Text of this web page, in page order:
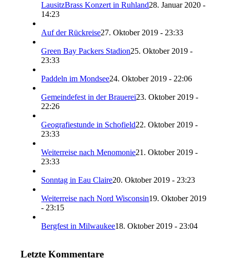
LausitzBrass Konzert in Ruhland28. Januar 2020 -
14:23
Auf der Rückreise27. Oktober 2019 - 23:33
Green Bay Packers Stadion25. Oktober 2019 -
23:33
Paddeln im Mondsee24. Oktober 2019 - 22:06
Gemeindefest in der Brauerei23. Oktober 2019 -
22:26
Geografiestunde in Schofield22. Oktober 2019 -
23:33
Weiterreise nach Menomonie21. Oktober 2019 -
23:33
Sonntag in Eau Claire20. Oktober 2019 - 23:23
Weiterreise nach Nord Wisconsin19. Oktober 2019
- 23:15
Bergfest in Milwaukee18. Oktober 2019 - 23:04
Letzte Kommentare